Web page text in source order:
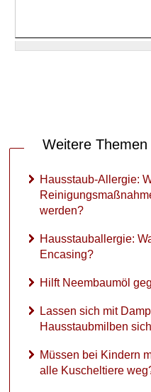
Weitere Themen
Hausstaub-Allergie:
werden?
Hausstauballergie:
Encasing?
Hilft Neembaumöl
Lassen sich mit
Hausstaubmilben
Müssen bei Kindern
alle Kuscheltiere